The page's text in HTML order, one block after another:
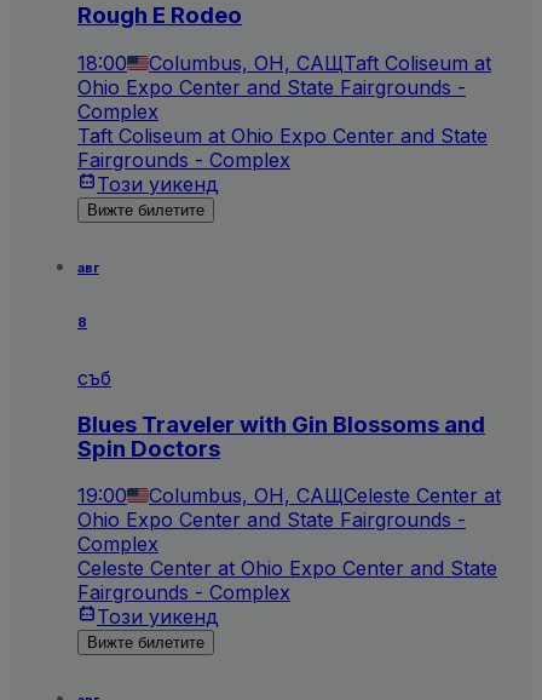
Rough E Rodeo
18:00 Columbus, OH, САЩTaft Coliseum at
Ohio Expo Center and State Fairgrounds -
Complex
Taft Coliseum at Ohio Expo Center and State
Fairgrounds - Complex
Този уикенд
Вижте билетите
авг
8
съб
Blues Traveler with Gin Blossoms and
Spin Doctors
19:00 Columbus, OH, САЩCeleste Center at
Ohio Expo Center and State Fairgrounds -
Complex
Celeste Center at Ohio Expo Center and State
Fairgrounds - Complex
Този уикенд
Вижте билетите